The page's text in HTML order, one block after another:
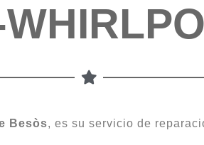
Besòs, es su servicio de